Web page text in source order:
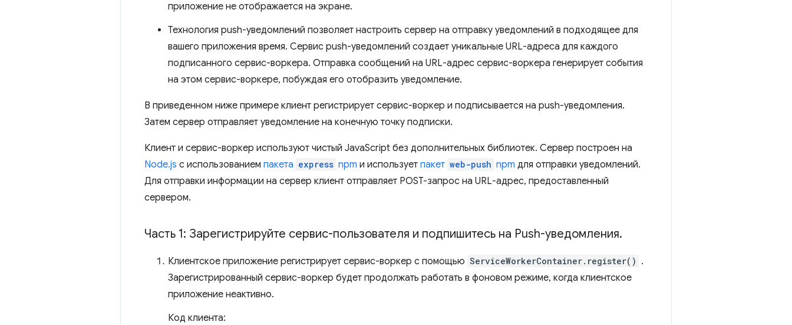
приложение не отображается на экране.
Технология push-уведомлений позволяет настроить сервер на отправку уведомлений в подходящее для
вашего приложения время. Сервис push-уведомлений создает уникальные URL-адреса для каждого
подписанного сервис-воркера. Отправка сообщений на URL-адрес сервис-воркера генерирует события
на этом сервис-воркере, побуждая его отобразить уведомление.
В приведенном ниже примере клиент регистрирует сервис-воркер и подписывается на push-уведомления.
Затем сервер отправляет уведомление на конечную точку подписки.
Клиент и сервис-воркер используют чистый JavaScript без дополнительных библиотек. Сервер построен на
Node.js с использованием пакета express npm и использует пакет web-push npm для отправки уведомлений.
Для отправки информации на сервер клиент отправляет POST-запрос на URL-адрес, предоставленный
сервером.
Часть 1: Зарегистрируйте сервис-пользователя и подпишитесь на Push-уведомления.
Клиентское приложение регистрирует сервис-воркер с помощью ServiceWorkerContainer.register() .
Зарегистрированный сервис-воркер будет продолжать работать в фоновом режиме, когда клиентское
приложение неактивно.
Код клиента: